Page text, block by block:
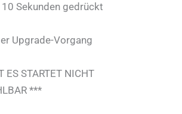
Sekunden gedrückt
Upgrade-Vorgang
ES STARTET NICHT
***